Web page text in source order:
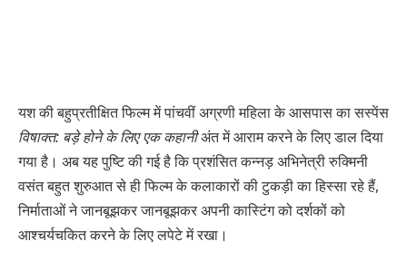
यश की बहुप्रतीक्षित फिल्म में पांचवीं अग्रणी महिला के आसपास का सस्पेंस
विषाक्त: बड़े होने के लिए एक कहानीअंत में आराम करने के लिए डाल दिया
गया है। अब यह पुष्टि की गई है कि प्रशंसित कन्नड़ अभिनेत्री रुक्मिनी
वसंत बहुत शुरुआत से ही फिल्म के कलाकारों की टुकड़ी का हिस्सा रहे हैं,
निर्माताओं ने जानबूझकर जानबूझकर अपनी कास्टिंग को दर्शकों को
आश्चर्यचकित करने के लिए लपेटे में रखा।